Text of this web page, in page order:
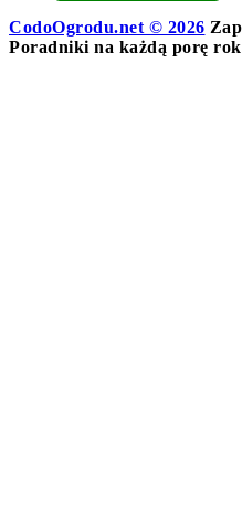
CodoOgrodu.net © 2026
Poradniki na każdą porę